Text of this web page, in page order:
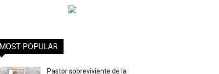
POPULAR
Pastor sobreviviente de la